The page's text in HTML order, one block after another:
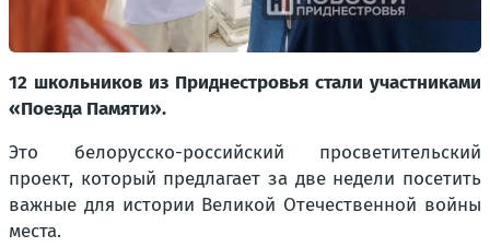
12 школьников из Приднестровья стали участниками
«Поезда Памяти».
Это белорусско-российский просветительский
проект, который предлагает за две недели посетить
важные для истории Великой Отечественной войны
места.